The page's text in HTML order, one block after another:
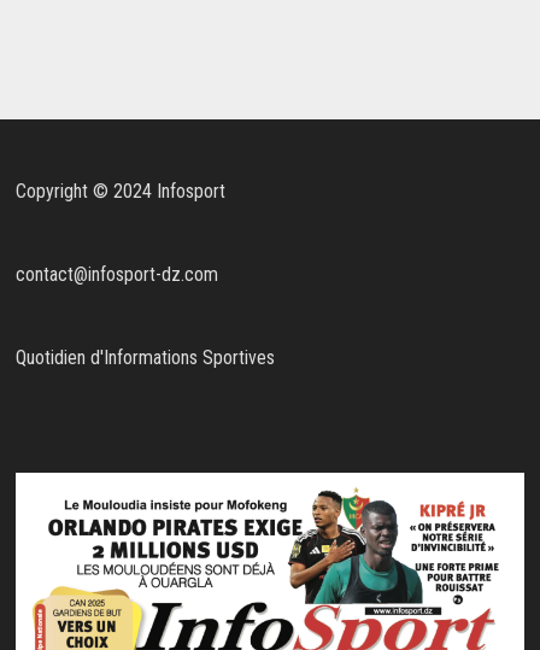
Copyright © 2024 Infosport
contact@infosport-dz.com
Quotidien d'Informations Sportives